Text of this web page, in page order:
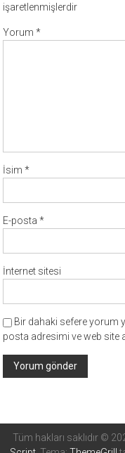
işaretlenmişlerdir
Yorum*
İsim*
E-posta*
İnternet sitesi
Bir dahaki sefere yorum
posta adresimi ve web site
Tüm hakları saklıdır ©